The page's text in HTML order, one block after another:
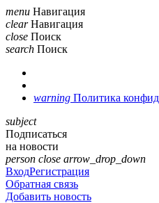
menu Навигация
clear Навигация
close Поиск
search Поиск
warning Политика
subject
Подписаться
на новости
person close arrow_drop_down
ВходРегистрация
Обратная связь
Добавить новость